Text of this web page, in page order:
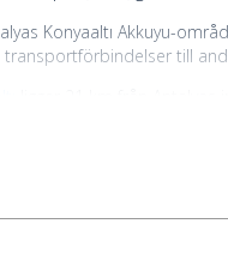
Konyaaltı Akkuyu-
till
5M Migros Shopping Mall,